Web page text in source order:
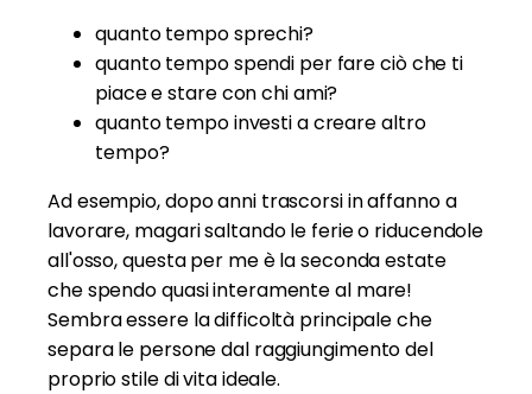
quanto tempo sprechi?
quanto tempo spendi per fare ciò che ti
piace e stare con chi ami?
quanto tempo investi a creare altro
tempo?
Ad esempio, dopo anni trascorsi in affanno a
lavorare, magari saltando le ferie o riducendole
all'osso, questa per me è la seconda estate
che spendo quasi interamente al mare!
Sembra essere la difficoltà principale che
separa le persone dal raggiungimento del
proprio stile di vita ideale.